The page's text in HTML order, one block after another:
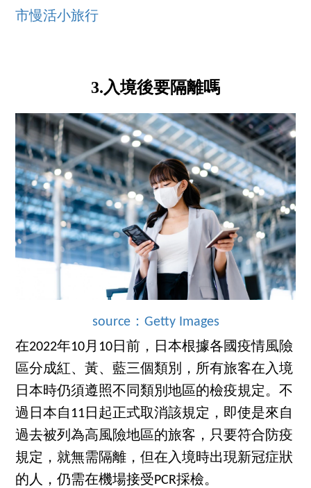
市慢活小旅行
3.入境後要隔離嗎
source：Getty Images
在2022年10月10日前，日本根據各國疫情風險
區分成紅、黃、藍三個類別，所有旅客在入境
日本時仍須遵照不同類別地區的檢疫規定。不
過日本自11日起正式取消該規定，即使是來自
過去被列為高風險地區的旅客，只要符合防疫
規定，就無需隔離，但在入境時出現新冠症狀
的人，仍需在機場接受PCR採檢。